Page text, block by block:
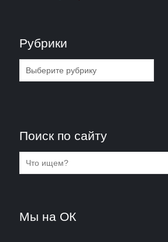
Рубрики
Рубрики
Поиск по сайту
Мы на ОК